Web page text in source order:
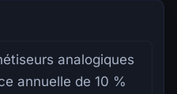
sommaire latéral.
analogiques
annuelle de 10 %